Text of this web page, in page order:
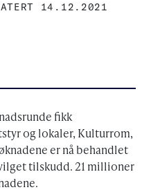
14.12.2021
fikk
og lokaler, Kulturrom,
er nå behandlet
tilskudd. 21 millioner